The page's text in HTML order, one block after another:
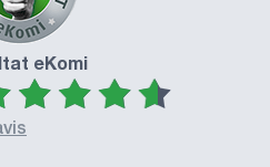
eKomi